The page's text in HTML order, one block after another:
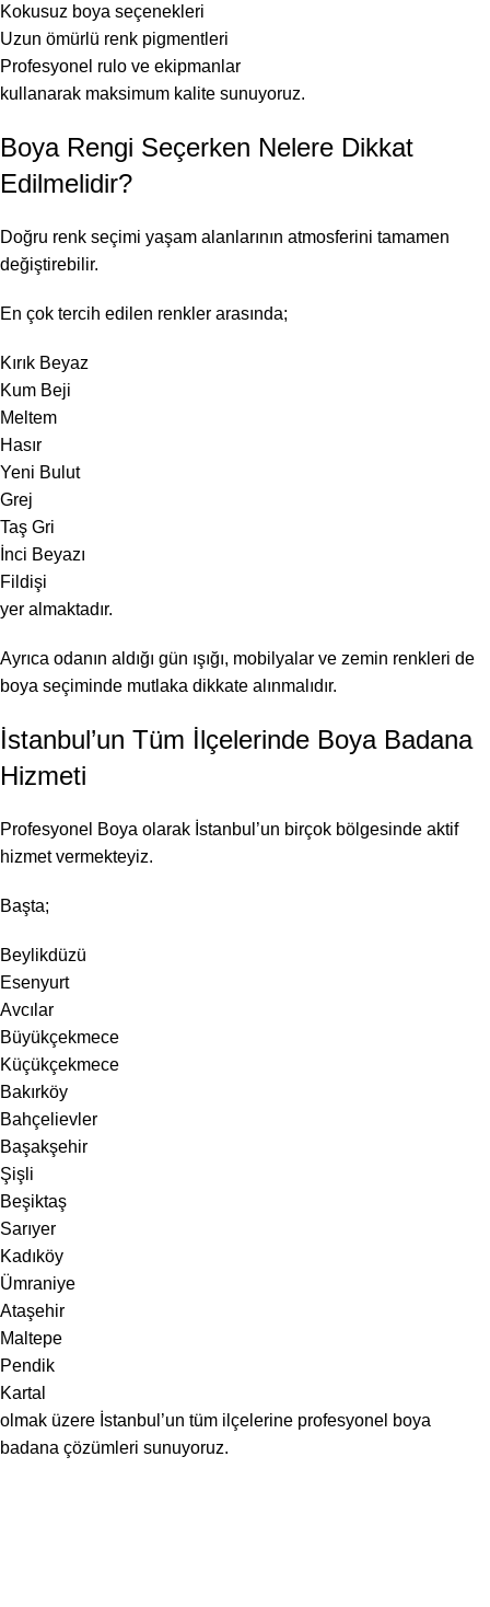
Kokusuz boya seçenekleri
Uzun ömürlü renk pigmentleri
Profesyonel rulo ve ekipmanlar
kullanarak maksimum kalite sunuyoruz.
Boya Rengi Seçerken Nelere Dikkat
Edilmelidir?
Doğru renk seçimi yaşam alanlarının atmosferini tamamen
değiştirebilir.
En çok tercih edilen renkler arasında;
Kırık Beyaz
Kum Beji
Meltem
Hasır
Yeni Bulut
Grej
Taş Gri
İnci Beyazı
Fildişi
yer almaktadır.
Ayrıca odanın aldığı gün ışığı, mobilyalar ve zemin renkleri de
boya seçiminde mutlaka dikkate alınmalıdır.
İstanbul’un Tüm İlçelerinde Boya Badana
Hizmeti
Profesyonel Boya olarak İstanbul’un birçok bölgesinde aktif
hizmet vermekteyiz.
Başta;
Beylikdüzü
Esenyurt
Avcılar
Büyükçekmece
Küçükçekmece
Bakırköy
Bahçelievler
Başakşehir
Şişli
Beşiktaş
Sarıyer
Kadıköy
Ümraniye
Ataşehir
Maltepe
Pendik
Kartal
olmak üzere İstanbul’un tüm ilçelerine profesyonel boya
badana çözümleri sunuyoruz.